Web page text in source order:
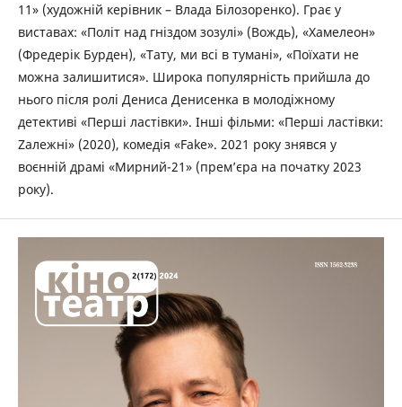
11» (художній керівник – Влада Білозоренко). Грає у
виставах: «Політ над гніздом зозулі» (Вождь), «Хамелеон»
(Фредерік Бурден), «Тату, ми всі в тумані», «Поїхати не
можна залишитися». Широка популярність прийшла до
нього після ролі Дениса Денисенка в молодіжному
детективі «Перші ластівки». Інші фільми: «Перші ластівки:
Zалежні» (2020), комедія «Fake». 2021 року знявся у
воєнній драмі «Мирний-21» (прем’єра на початку 2023
року).